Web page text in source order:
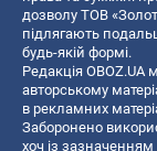
дозволу ТОВ
підлягають
будь-якій формі.
Редакція OBOZ.UA
авторському
в рекламних
Заборонено
хоч із зазначенням